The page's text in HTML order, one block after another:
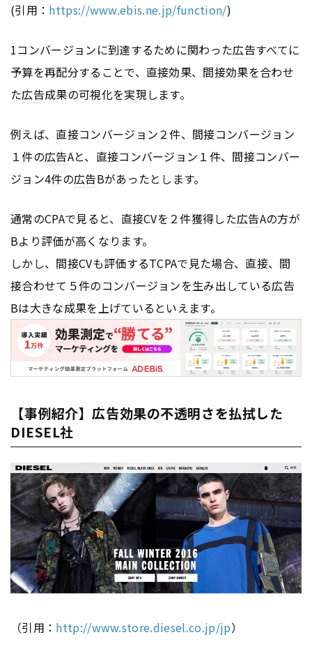
(引用： https://www.ebis.ne.jp/function/)
1コンバージョンに到達するために関わった広告すべてに
予算を再配分することで、直接効果、間接効果を合わせ
た広告成果の可視化を実現します。
例えば、直接コンバージョン２件、間接コンバージョン
１件の広告Aと、直接コンバージョン１件、間接コンバー
ジョン4件の広告Bがあったとします。
通常のCPAで見ると、直接CVを２件獲得した広告Aの方が
Bより評価が高くなります。
しかし、間接CVも評価するTCPAで見た場合、直接、間
接合わせて５件のコンバージョンを生み出している広告
Bは大きな成果を上げているといえます。
【事例紹介】広告効果の不透明さを払拭した
DIESEL社
（引用： http://www.store.diesel.co.jp/jp）